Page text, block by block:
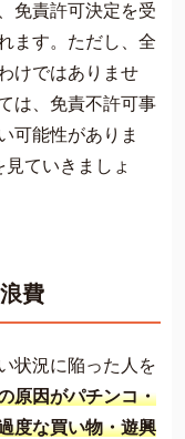
免責許可決定を受
ます。ただし、全
けではありませ
は、免責不許可事
可能性がありま
ていきましょ
費
状況に陥った人を
原因がパチンコ・
度な買い物・遊興